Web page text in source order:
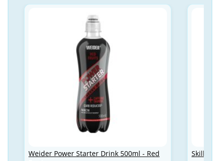
Weider Power Starter Drink 500ml - Red
Skill